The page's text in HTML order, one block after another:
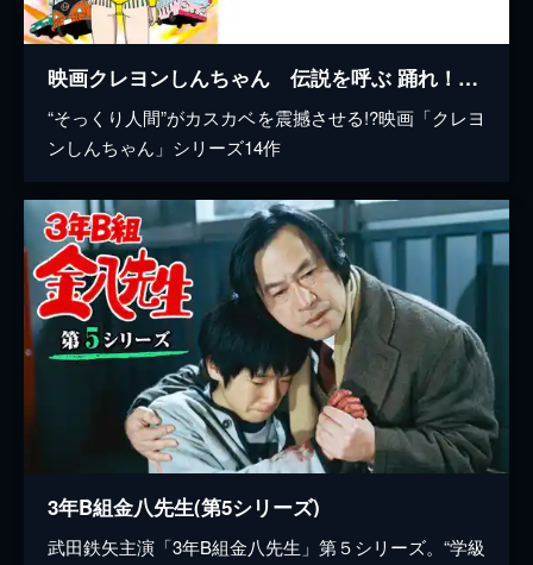
映画クレヨンしんちゃん 伝説を呼ぶ 踊れ！アミーゴ！
“そっくり人間”がカスカベを震撼させる!?映画「クレヨ
ンしんちゃん」シリーズ14作
3年B組金八先生(第5シリーズ)
武田鉄矢主演「3年B組金八先生」第５シリーズ。“学級